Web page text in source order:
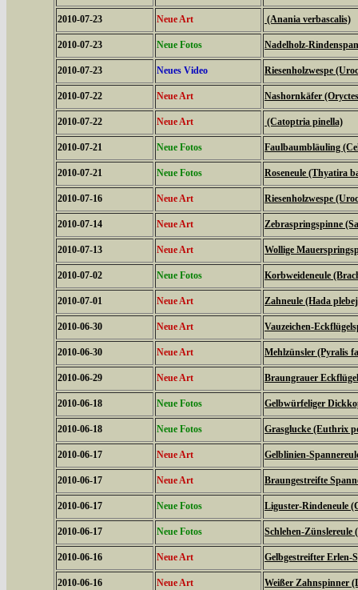
2010-07-23 Neue Art (Anania verbascalis)
2010-07-23 Neue Fotos Nadelholz-
2010-07-23 Neues Video Riesenholzwespe
2010-07-22 Neue Art Nashornkäfer
2010-07-22 Neue Art (Catoptria pinella)
2010-07-21 Neue Fotos Faulbaumbläuling
2010-07-21 Neue Fotos Roseneule (Thyatira
2010-07-16 Neue Art Riesenholzwespe
2010-07-14 Neue Art Zebraspringspinne
2010-07-13 Neue Art Wollige
2010-07-02 Neue Fotos Korbweideneule
2010-07-01 Neue Art Zahneule (Hada
2010-06-30 Neue Art Vauzeichen-
2010-06-30 Neue Art Mehlzünsler (Pyralis
2010-06-29 Neue Art Braungrauer
2010-06-18 Neue Fotos Gelbwürfeliger
2010-06-18 Neue Fotos Grasglucke (Euthrix
2010-06-17 Neue Art Gelblinien-
2010-06-17 Neue Art Braungestreifte
2010-06-17 Neue Fotos Liguster-Rindeneule
2010-06-17 Neue Fotos Schlehen-Zünslereule
2010-06-16 Neue Art Gelbgestreifter Erlen-
2010-06-16 Neue Art Weißer Zahnspinner